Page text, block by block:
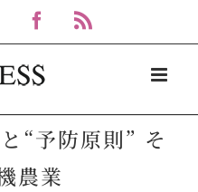
Facebook
“予防原則” そ
農業